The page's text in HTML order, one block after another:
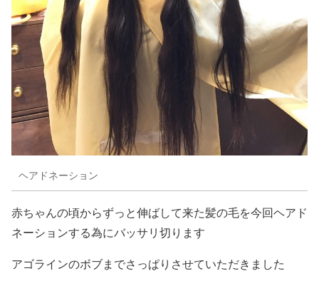
ヘアドネーション
赤ちゃんの頃からずっと伸ばして来た髪の毛を今回ヘアド
ネーションする為にバッサリ切ります
アゴラインのボブまでさっぱりさせていただきました